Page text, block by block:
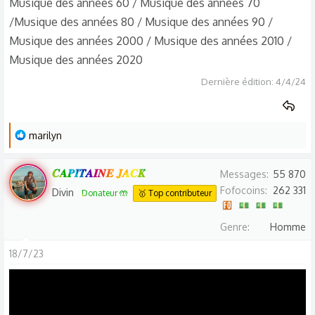
/Musique des années 80 / Musique des années 90 /
Musique des années 2000 / Musique des années 2010 /
Musique des années 2020
Dernière édition: 4/4/24
L
s
r
é
t
marilyn
𝑪𝑨𝑷𝑰𝑻𝑨𝑰𝑵𝑬 𝑱𝑨𝑪𝑲
Divin Donateur 🤲 🥇 Top contributeur
Messages
55 870
Fofocoins
262 331
Genre Homme
18/7/23